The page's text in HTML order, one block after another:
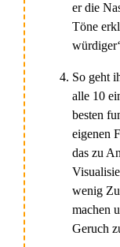
er die
Töne
So geht
alle 10
besten
eigenen
das zu
wenig
machen
Geruch